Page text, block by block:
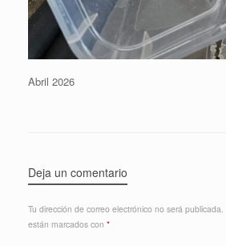
Abril 2026
Deja un comentario
Tu dirección de correo electrónico no será publicada.
están marcados con *